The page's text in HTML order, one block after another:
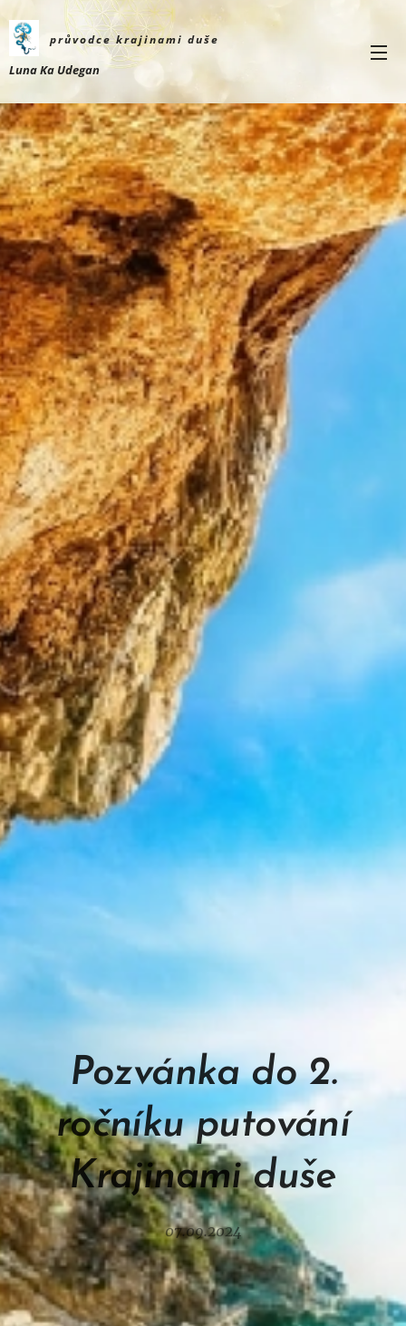
průvodce krajinami duše
Luna Ka Udegan
Pozvánka do 2.
ročníku putování
Krajinami duše
07.09.2024